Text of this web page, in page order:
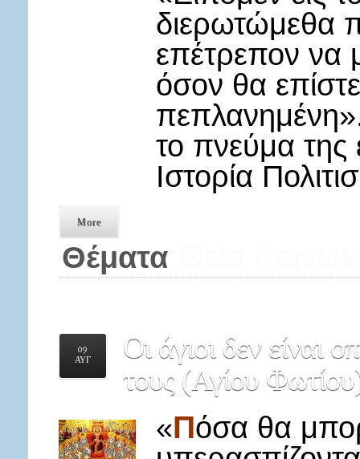
διερωτώμεθα
επέτρεπον να
όσον θα
το πνεύμα
Ιστορία
More
Θέματα
09
ΑΥΓ
Οι άγιοι δεν είναι
τους (Αγίου
«Πόσα θα